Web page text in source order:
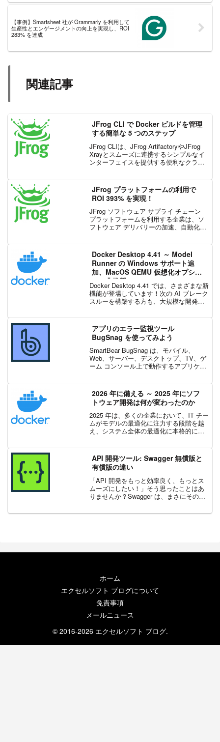
【事例】Smartsheet 社が Grammarly を利用して
生産性とエンゲージメントの向上を実現し、ROI
283% を達成
関連記事
JFrog CLI で Docker ビルドを管理
する簡単な 5 つのステップ
JFrog CLIは、JFrog ArtifactoryやJFrog
Xrayとスムーズに連携するシンプルなイ
ンターフェイスを提供する便利なクライ
性の高い、読みや...
JFrog プラットフォームの利用で
ROI 393% を実現！
JFrog ソフトウェア サプライ チェーン
プラットフォームを利用する企業は、ソ
フトウェア デリバリーの加速、自動化に
は、JFrog ソフトウェア サプライ チェー
ン ...
Docker Desktop 4.41 ～ Model
Runner の Windows サポート追
加、MacOS QEMU 仮想化オプショ
ンの非推奨
Docker Desktop 4.41 では、さまざまな新
機能が登場しています！次の AI ブレーク
スルーを構築する方も、大規模な開発環
ションするためのツールが満載です...
アプリのエラー監視ツール
BugSnag を使ってみよう
SmartBear BugSnag は、モバイル、
Web、サーバー、デスクトップ、TV、ゲ
ーム コンソール上で動作するアプリケー
の仕組み、BugSnag をア...
2026 年に備える ～ 2025 年にソフ
トウェア開発は何が変わったのか
2025 年は、多くの企業において、IT チー
ムがモデルの最適化に注力する段階を越
え、システム全体の最適化に本格的に取
えてきました。1. 開発者の生産性が、真
の競...
API 開発ツール: Swagger 無償版と
有償版の違い
「API 開発をもっと効率良く、もっとス
ムーズにしたい！」そう思ったことはあ
りませんか？Swagger は、まさにその悩
大規模な企業まで、世界中で広く使われ
ホーム
エクセルソフト ブログについて
免責事項
メールニュース
© 2016-2026 エクセルソフト ブログ.